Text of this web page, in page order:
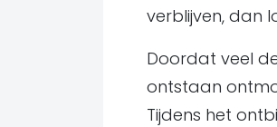
verblijven, dan
Doordat veel
ontstaan
Tijdens het